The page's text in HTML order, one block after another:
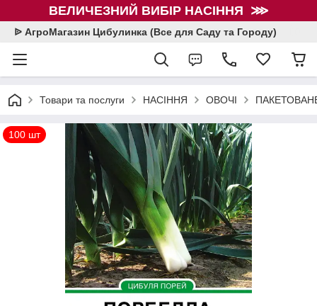
ВЕЛИЧЕЗНИЙ ВИБІР НАСІННЯ ⋙
ᐉ АгроМагазин Цибулинка (Все для Саду та Городу)
Товари та послуги НАСІННЯ ОВОЧІ
100 шт